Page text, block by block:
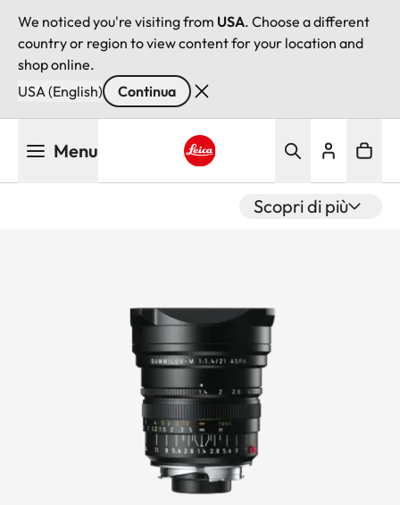
We noticed you're visiting from USA. Choose a different
country or region to view content for your location and
shop online.
USA (English)
Continua
Menu
Scopri di più